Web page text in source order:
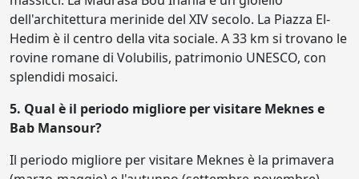
dell'architettura merinide del XIV secolo. La Piazza El-
Hedim è il centro della vita sociale. A 33 km si trovano le
rovine romane di Volubilis, patrimonio UNESCO, con
splendidi mosaici.
5. Qual è il periodo migliore per visitare Meknes e
Bab Mansour?
Il periodo migliore per visitare Meknes è la primavera